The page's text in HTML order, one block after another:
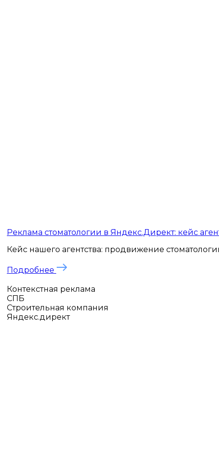
Реклама стоматологии в Яндекс.Директ: кейс
Кейс нашего агентства: продвижение
Подробнее
Контекстная реклама
СПБ
Строительная компания
Яндекс.директ